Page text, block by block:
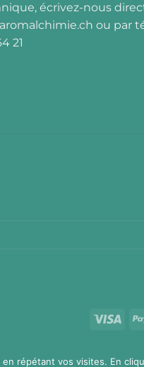
écrivez-nous
ou par t
21
Visa
répétant vos visites. En